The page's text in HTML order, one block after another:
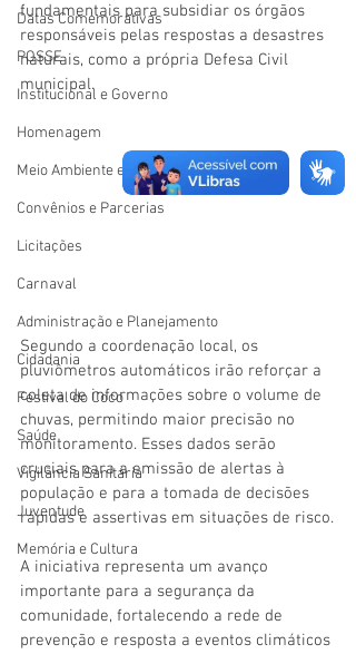
Datas Comemorativas
POSSE
Institucional e Governo
Homenagem
Meio Ambiente e Turismo
Convênios e Parcerias
Licitações
Carnaval
Administração e Planejamento
Cidadania
Festival do Coco
Saúde
Vigilãncia Sanitária
Juventude
Memória e Cultura
fundamentais para subsidiar os órgãos
responsáveis pelas respostas a desastres
naturais, como a própria Defesa Civil
municipal.
Segundo a coordenação local, os
pluviômetros automáticos irão reforçar a
coleta de informações sobre o volume de
chuvas, permitindo maior precisão no
monitoramento. Esses dados serão
cruciais para a emissão de alertas à
população e para a tomada de decisões
rápidas e assertivas em situações de risco.
A iniciativa representa um avanço
importante para a segurança da
comunidade, fortalecendo a rede de
prevenção e resposta a eventos climáticos